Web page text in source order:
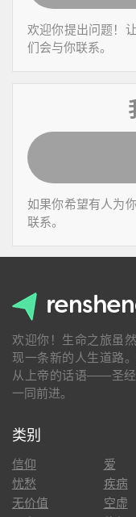
欢迎你提出问题！
们会与你联系。
如果你希望有人为
联系。
欢迎你！生命之旅虽
现一条新的人生道路
从上帝的话语——圣
一同前进。
类别
信仰
忧愁
无价值
爱
疾病
空虚